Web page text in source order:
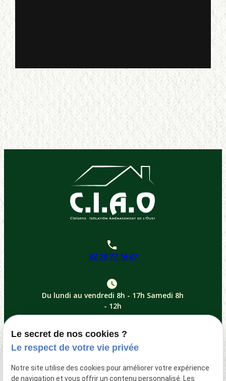
02 78 77 16 07
Du lundi au vendredi 8h - 17h Samedi 8h
- 12h
6 Moulin de Bellée - 56140 SAINT
CONGARD
Le secret de nos cookies ?
Le respect de votre vie privée
Notre site utilise des cookies pour améliorer votre expérience
de navigation et vous offrir un contenu personnalisé. Les